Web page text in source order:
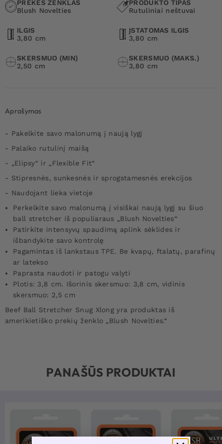
PREKĖS ŽENKLAS
Blush Novelties
PRODUKTO TIPAS
Rutuliniai neštuvai
ILGIS
3,80 cm
ĮSTATOMAS ILGIS
3,80 cm
SKERSMUO (MIN)
2,50 cm
SKERSMUO (MAKS.)
3,80 cm
Aprašymas
- Pakelkite savo malonumą į naują lygį
- Palaiko rutulinį maišą
- „Elipsy“ ir „Flexible Fit“
- Stipresnės, sunkesnės ir sprogstamesnės erekcijos
- Naudojant lieka vietoje
Perkelkite savo malonumą į visiškai naują lygį su šiuo
ball stretcher iš populiaraus „Blush Novelties“
Patirkite intensyvų spaudimą aplink sėklides ir
išbandykite savo kontrolę
Pagamintas iš lankstaus TPE. Be kvapų, ftalatų, parafinų
ar latekso
Paprasta naudoti ir patogu valyti
Plotis: 3,8 cm. Išorinis skersmuo: 3,8 cm, vidinis
skersmuo: 2,5 cm
Beef Ball Stretcher Snug Xlong yra produktas iš
amerikietiško prekių ženklo „Blush Novelties.“
PANAŠŪS PRODUKTAI